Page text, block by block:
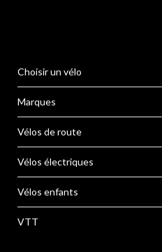
Choisir un vélo
Marques
Vélos de route
Vélos électriques
Vélos enfants
VTT